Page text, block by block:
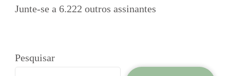
Junte-se a 6.222 outros assinantes
Pesquisar